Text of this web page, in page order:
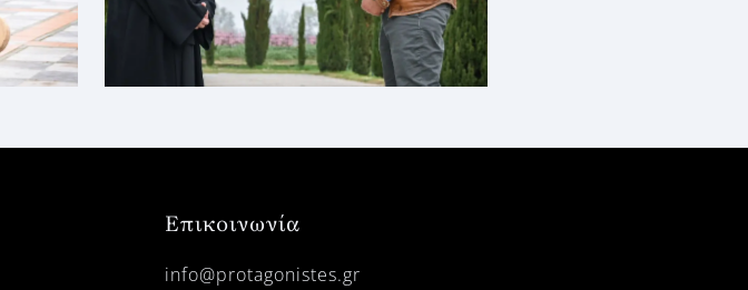
Επικοινωνία
info@protagonistes.gr